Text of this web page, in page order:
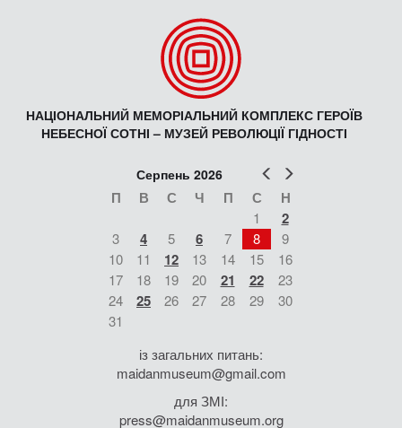
НАЦІОНАЛЬНИЙ МЕМОРІАЛЬНИЙ КОМПЛЕКС ГЕРОЇВ
НЕБЕСНОЇ СОТНІ – МУЗЕЙ РЕВОЛЮЦІЇ ГІДНОСТІ
Попер
Серпень 2026
П В С Ч П С Н
1 2
3 4 5 6 7 8
9
10
11 12 13 14 15
16
17
18 19 20 21 22
23
24
25 26 27 28 29
30
31
із загальних питань:
maidanmuseum@gmail.com
для ЗМІ:
press@maidanmuseum.org